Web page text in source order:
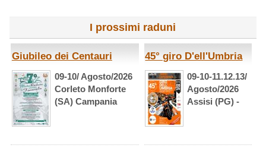
I prossimi raduni
Giubileo dei Centauri
09-10/ Agosto/2026
Corleto Monforte
(SA) Campania
45° giro D'ell'Umbria
09-10-11.12.13/
Agosto/2026
Assisi (PG) -